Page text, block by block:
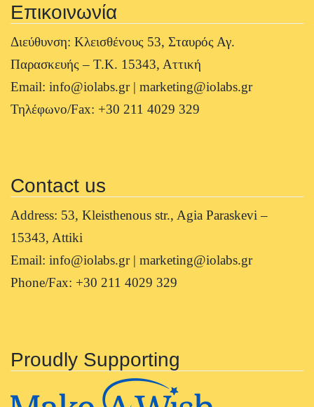
Επικοινωνία
Διεύθυνση: Κλεισθένους 53, Σταυρός Αγ.
Παρασκευής – Τ.Κ. 15343, Αττική
Email: info@iolabs.gr | marketing@iolabs.gr
Τηλέφωνο/Fax: +30 211 4029 329
Contact us
Address: 53, Kleisthenous str., Agia Paraskevi –
15343, Attiki
Email: info@iolabs.gr | marketing@iolabs.gr
Phone/Fax: +30 211 4029 329
Proudly Supporting